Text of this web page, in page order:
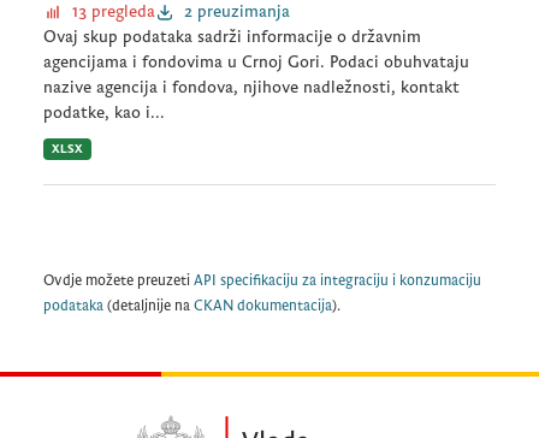
13 pregleda
2 preuzimanja
Ovaj skup podataka sadrži informacije o državnim
agencijama i fondovima u Crnoj Gori. Podaci obuhvataju
nazive agencija i fondova, njihove nadležnosti, kontakt
podatke, kao i...
XLSX
Ovdje možete preuzeti API specifikaciju za integraciju i konzumaciju
podataka (detaljnije na CKAN dokumentacija).